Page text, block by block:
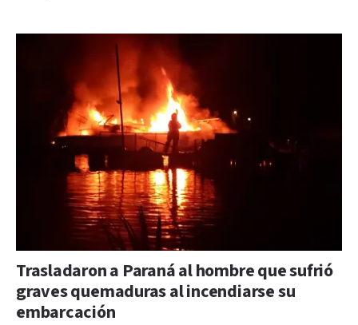
Trasladaron a Paraná al hombre que sufrió
graves quemaduras al incendiarse su
embarcación